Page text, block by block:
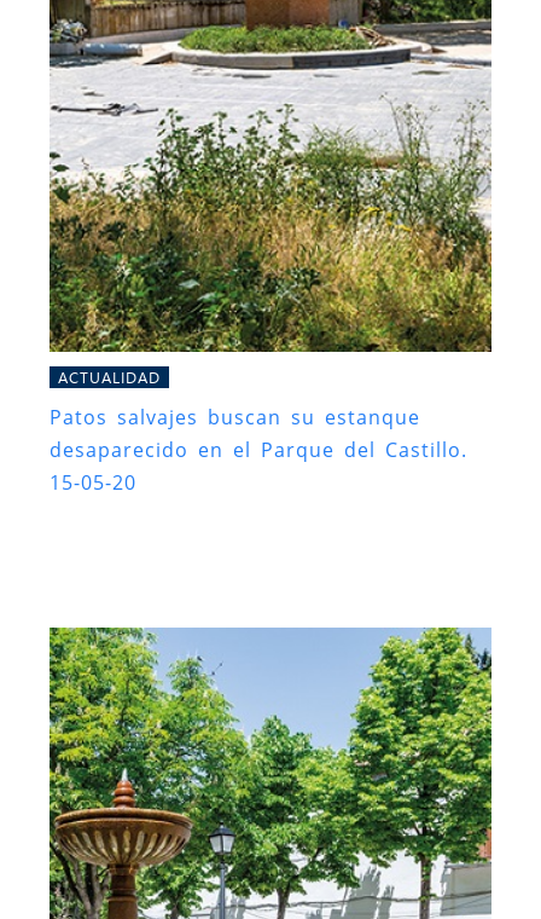
ACTUALIDAD
Patos salvajes buscan su estanque
desaparecido en el Parque del Castillo.
15-05-20